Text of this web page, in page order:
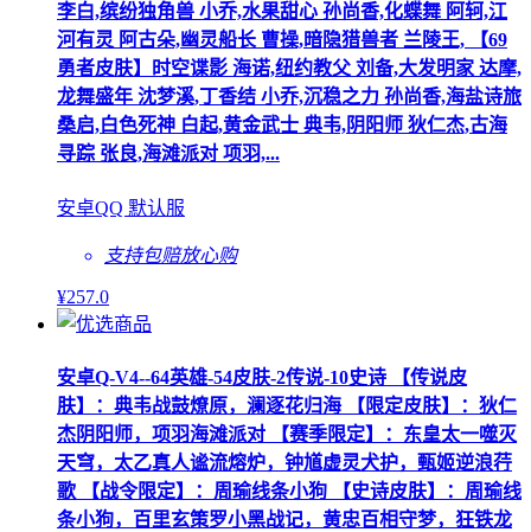
李白,缤纷独角兽 小乔,水果甜心 孙尚香,化蝶舞 阿轲,江
河有灵 阿古朵,幽灵船长 曹操,暗隐猎兽者 兰陵王, 【69
勇者皮肤】时空谍影 海诺,纽约教父 刘备,大发明家 达摩,
龙舞盛年 沈梦溪,丁香结 小乔,沉稳之力 孙尚香,海盐诗旅
桑启,白色死神 白起,黄金武士 典韦,阴阳师 狄仁杰,古海
寻踪 张良,海滩派对 项羽,...
安卓QQ 默认服
支持包赔放心购
¥257.0
安卓Q-V4--64英雄-54皮肤-2传说-10史诗 【传说皮
肤】：典韦战鼓燎原，澜逐花归海 【限定皮肤】：狄仁
杰阴阳师，项羽海滩派对 【赛季限定】：东皇太一噬灭
天穹，太乙真人谧流熔炉，钟馗虚灵犬护，甄姬逆浪荇
歌 【战令限定】：周瑜线条小狗 【史诗皮肤】：周瑜线
条小狗，百里玄策罗小黑战记，黄忠百相守梦，狂铁龙